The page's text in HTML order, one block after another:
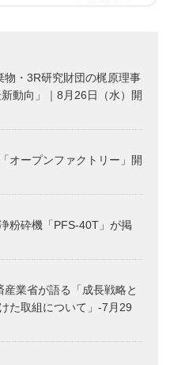
物・3R研究財団の梶原理事
動向」｜8月26日（水）開
オープンファクトリー」開
粉砕機「PFS-40T」が掲
産業省が語る「成長戦略と
た取組について」-7月29